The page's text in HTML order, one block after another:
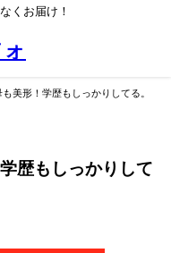
くお届け！
美形！学歴もしっかりしてる。
歴もしっかりして